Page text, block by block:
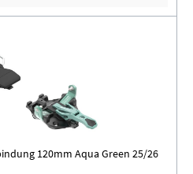
120mm Aqua Green 25/26